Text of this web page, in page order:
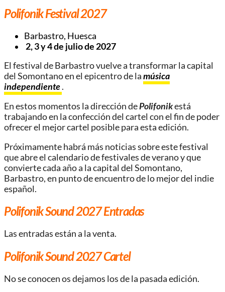
Polifonik Festival 2027
Barbastro, Huesca
2, 3 y 4 de julio de 2027
El festival de Barbastro vuelve a transformar la capital
del Somontano en el epicentro de lamúsica
independiente.
En estos momentos la dirección dePolifonikestá
trabajando en la confección del cartel con el fin de poder
ofrecer el mejor cartel posible para esta edición.
Próximamente habrá más noticias sobre este festival
que abre el calendario de festivales de verano y que
convierte cada año a la capital del Somontano,
Barbastro, en punto de encuentro de lo mejor del indie
español.
Polifonik Sound 2027 Entradas
Las entradas están a la venta.
Polifonik Sound 2027Cartel
No se conocen os dejamos los de la pasada edición.